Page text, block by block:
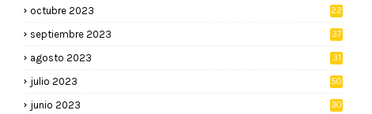
octubre 2023 22
septiembre 2023 37
agosto 2023 31
julio 2023 50
junio 2023 30